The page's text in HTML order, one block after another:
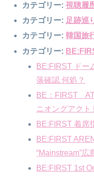
カテゴリー:視聴履
カテゴリー: 足跡巡
カテゴリー:韓国旅
カテゴリー:
BE:FIRST ド
落確認 何処？
BE：FIRST
ニオングアク
BE:FIRST 着席
BE:FIRST
“Mainstream”広
BE:FIRST 1st